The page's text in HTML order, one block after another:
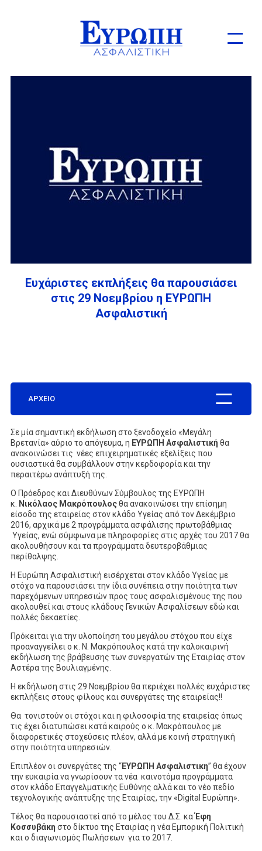
Επιχειρήσεις
ΕΤΑΙΡΕΙΑ
ΣΥΝΕΡΓΑΤΕΣ
ΝΕΑ
Ευχάριστες εκπλήξεις θα παρουσιάσει
στις 29 Νοεμβρίου η ΕΥΡΩΠΗ
Ασφαλιστική
ΑΡΧΕΙΟ
Σε μία σημαντική εκδήλωση στο ξενοδοχείο «Μεγάλη
Βρετανία» αύριο το απόγευμα, η ΕΥΡΩΠΗ Ασφαλιστική θα
ανακοινώσει τις νέες επιχειρηματικές εξελίξεις που
ουσιαστικά θα συμβάλλουν στην κερδοφορία και την
περαιτέρω ανάπτυξή της.
O Πρόεδρος και Διευθύνων Σύμβουλος της ΕΥΡΩΠΗ
κ.
Νικόλαος Μακρόπουλοςθα ανακοινώσει την επίσημη
είσοδο της εταιρείας στον κλάδο Υγείας από τον Δεκέμβριο
2016, αρχικά με 2 προγράμματα ασφάλισης πρωτοβάθμιας
Υγείας, ενώ σύμφωνα με πληροφορίες στις αρχές του 2017 θα
ακολουθήσουν και τα προγράμματα δευτεροβάθμιας
περίθαλψης.
Η Ευρώπη Ασφαλιστική εισέρχεται στον κλάδο Υγείας με
στόχο να παρουσιάσει την ίδια συνέπεια στην ποιότητα των
παρεχόμενων υπηρεσιών προς τους ασφαλισμένους της που
ακολουθεί και στους κλάδους Γενικών Ασφαλίσεων εδώ και
πολλές δεκαετίες.
Πρόκειται για την υλοποίηση του μεγάλου στόχου που είχε
προαναγγείλει ο κ. Ν. Μακρόπουλος κατά την καλοκαιρινή
εκδήλωση της βράβευσης των συνεργατών της Εταιρίας στον
Αστέρα της Βουλιαγμένης.
Η εκδήλωση στις 29 Νοεμβρίου θα περιέχει πολλές ευχάριστες
εκπλήξεις στους φίλους και συνεργάτες της εταιρείας!!
Θα τονιστούν οι στόχοι και η φιλοσοφία της εταιρείας όπως
τις έχει διατυπώσει κατά καιρούς ο κ. Μακρόπουλος με
διαφορετικές στοχεύσεις πλέον, αλλά με κοινή στρατηγική
στην ποιότητα υπηρεσιών.
Επιπλέον οι συνεργάτες της “ΕΥΡΩΠΗ Ασφαλιστικη” θα έχουν
την ευκαιρία να γνωρίσουν τα νέα καινοτόμα προγράμματα
στον κλάδο Επαγγελματικής Ευθύνης αλλά και το νέο πεδίο
τεχνολογικής ανάπτυξης της Εταιρίας, την «Digital Ευρώπη».
Τέλος θα παρουσιαστεί από το μέλος του Δ.Σ. καΈφη
Κοσσυβάκη στο δίκτυο της Εταιρίας η νέα Εμπορική Πολιτική
και ο διαγωνισμός Πωλήσεων για το 2017.